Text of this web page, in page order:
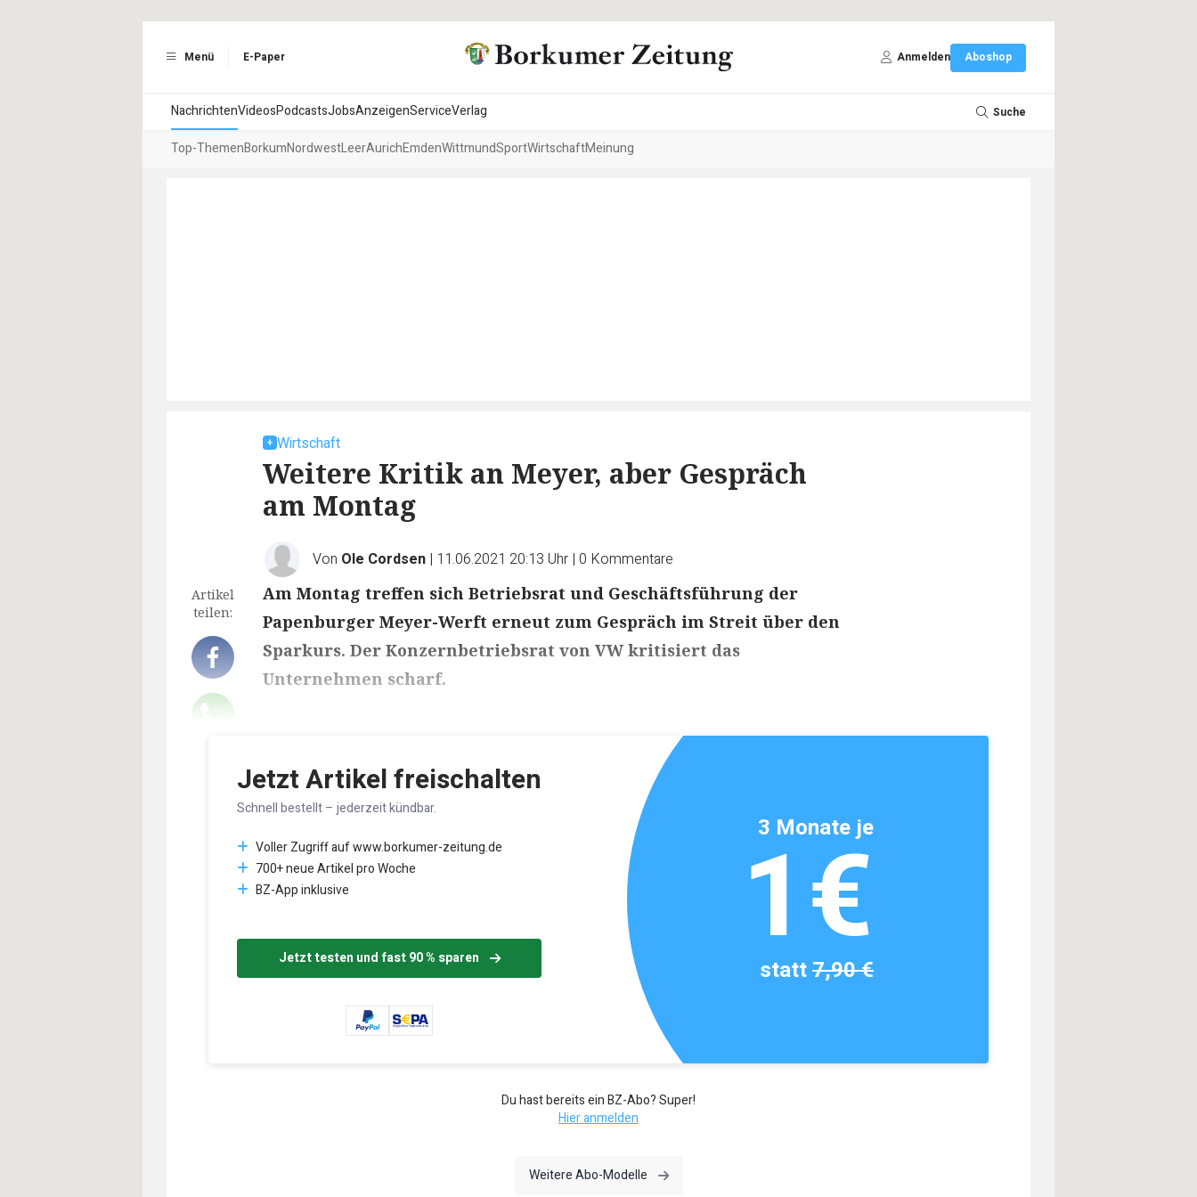
Menü E-Paper Anmelden Aboshop
NachrichtenVideosPodcastsJobsAnzeigenServiceVerlag Suche
Top-ThemenBorkumNordwestLeerAurichEmdenWittmundSportWirtschaftMeinung
Wirtschaft
Weitere Kritik an Meyer, aber Gespräch
am Montag
Von Ole Cordsen | 11.06.2021 20:13 Uhr | 0 Kommentare
Artikel
teilen:
Am Montag treffen sich Betriebsrat und Geschäftsführung der
Papenburger Meyer-Werft erneut zum Gespräch im Streit über den
Sparkurs. Der Konzernbetriebsrat von VW kritisiert das
Unternehmen scharf.
Jetzt Artikel freischalten
Schnell bestellt – jederzeit kündbar.
Voller Zugriff auf www.borkumer-zeitung.de
700+ neue Artikel pro Woche
BZ-App inklusive
Jetzt testen und fast 90 % sparen
3 Monate je
1€
statt7,90 €
Du hast bereits ein BZ-Abo? Super!
Hier anmelden
Weitere Abo-Modelle